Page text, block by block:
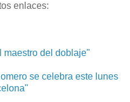
enlaces:
maestro del doblaje"
se celebra este lunes